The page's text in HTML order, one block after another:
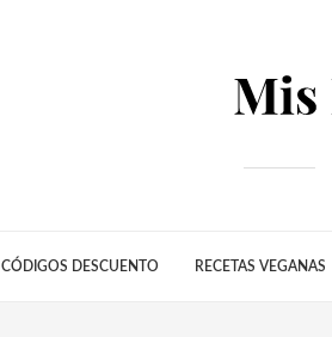
CÓDIGOS DESCUENTO RECETAS VEGANAS